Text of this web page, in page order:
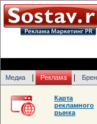
Медиа Реклама
Карта
рекламного
рынка